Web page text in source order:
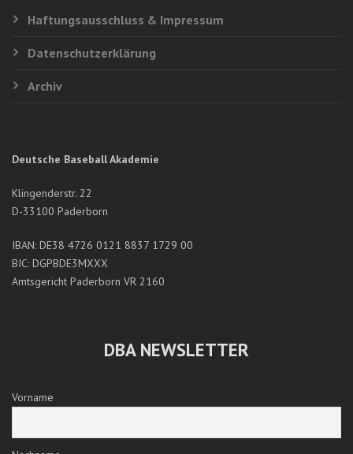
von:Heiko Schumacher Posted on: 8. August 2016
Geschrieben von:Heiko Schumacher Posted on: 5. August 2016
Haftungsausschluss & Impressum
Datenschutzerklärung
Archiv
Deutsche Baseball Akademie
Klingenderstr. 22
D-33100 Paderborn
IBAN: DE38 4726 0121 8837 1729 00
BIC: DGPBDE3MXXX
Amtsgericht Paderborn VR 2160
DBA NEWSLETTER
Vorname